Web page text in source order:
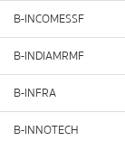
B-INCOMESSF
B-INDIAMRMF
B-INFRA
B-INNOTECH